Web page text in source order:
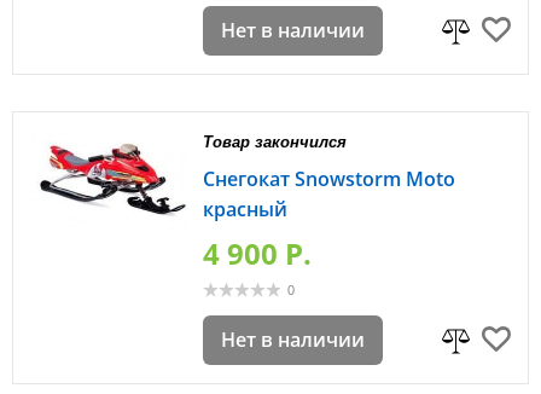
Нет в наличии
Товар закончился
Снегокат Snowstorm Moto
красный
4 900 P.
0
Нет в наличии